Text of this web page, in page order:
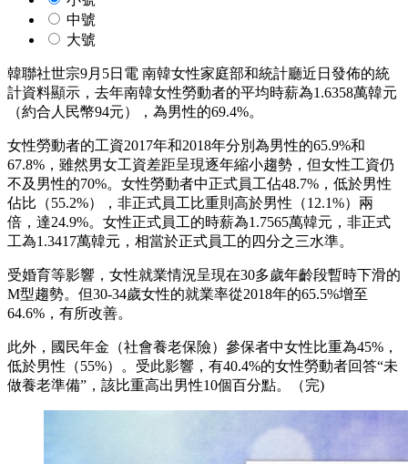
中號
大號
韓聯社世宗9月5日電 南韓女性家庭部和統計廳近日發佈的統
計資料顯示，去年南韓女性勞動者的平均時薪為1.6358萬韓元
（約合人民幣94元），為男性的69.4%。
女性勞動者的工資2017年和2018年分別為男性的65.9%和
67.8%，雖然男女工資差距呈現逐年縮小趨勢，但女性工資仍
不及男性的70%。女性勞動者中正式員工佔48.7%，低於男性
佔比（55.2%），非正式員工比重則高於男性（12.1%）兩
倍，達24.9%。女性正式員工的時薪為1.7565萬韓元，非正式
工為1.3417萬韓元，相當於正式員工的四分之三水準。
受婚育等影響，女性就業情況呈現在30多歲年齡段暫時下滑的
M型趨勢。但30-34歲女性的就業率從2018年的65.5%增至
64.6%，有所改善。
此外，國民年金（社會養老保險）參保者中女性比重為45%，
低於男性（55%）。受此影響，有40.4%的女性勞動者回答“未
做養老準備”，該比重高出男性10個百分點。（完)